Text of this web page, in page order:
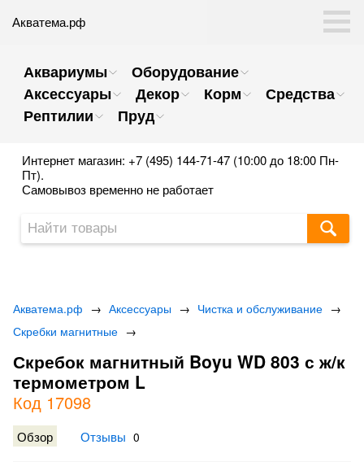
Акватема.рф
Аквариумы
Оборудование
Аксессуары
Декор Корм
Средства
Рептилии
Пруд
Интернет магазин: +7 (495) 144-71-47 (10:00 до 18:00 Пн-
Пт).
Самовывоз временно не работает
Акватема.рф → Аксессуары → Чистка и обслуживание →
Скребки магнитные →
Скребок магнитный Boyu WD 803 с ж/к
термометром L
Код 17098
Обзор Отзывы 0